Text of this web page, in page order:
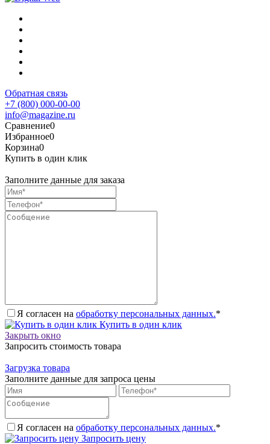
Обратная связь
+7 (800) 000-00-00
info@magazine.ru
Сравнение0
Избранное0
Корзина0
Купить в один клик
Заполните данные для заказа
Я согласен на обработку персональных данных.*
Купить в один клик
Закрыть окно
Запросить стоимость товара
Загрузка товара
Заполните данные для запроса цены
Я согласен на обработку персональных данных.*
Запросить цену